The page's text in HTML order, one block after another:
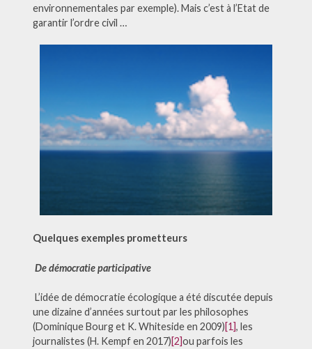
environnementales par exemple). Mais c’est à l’Etat de
garantir l’ordre civil …
Quelques exemples prometteurs
De démocratie participative
L’idée de démocratie écologique a été discutée depuis
une dizaine d’années surtout par les philosophes
(Dominique Bourg et K. Whiteside en 2009)[1], les
journalistes (H. Kempf en 2017)[2]ou parfois les